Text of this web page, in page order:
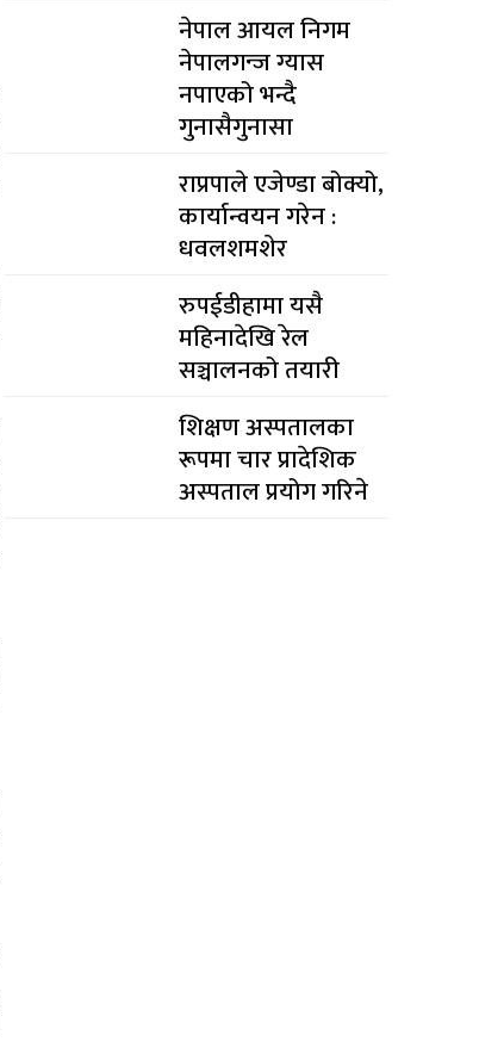
नेपाल आयल निगम
नेपालगन्ज ग्यास
नपाएको भन्दै
गुनासैगुनासा
राप्रपाले एजेण्डा बोक्यो,
कार्यान्वयन गरेन :
धवलशमशेर
रुपईडीहामा यसै
महिनादेखि रेल
सञ्चालनको तयारी
शिक्षण अस्पतालका
रूपमा चार प्रादेशिक
अस्पताल प्रयोग गरिने